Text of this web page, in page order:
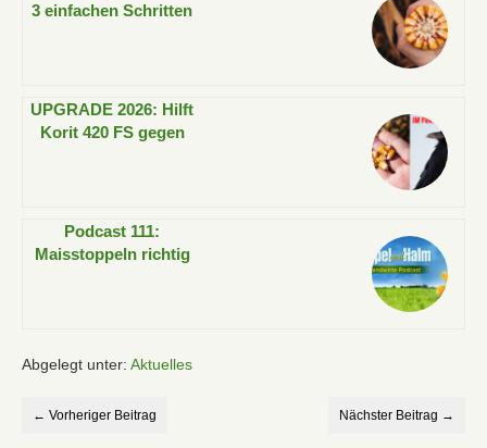
3 einfachen Schritten
UPGRADE 2026: Hilft
Korit 420 FS gegen
Podcast 111:
Maisstoppeln richtig
Abgelegt unter: Aktuelles
← Vorheriger Beitrag Nächster Beitrag →